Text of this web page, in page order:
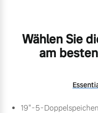
Wählen Sie
am
19"-5-